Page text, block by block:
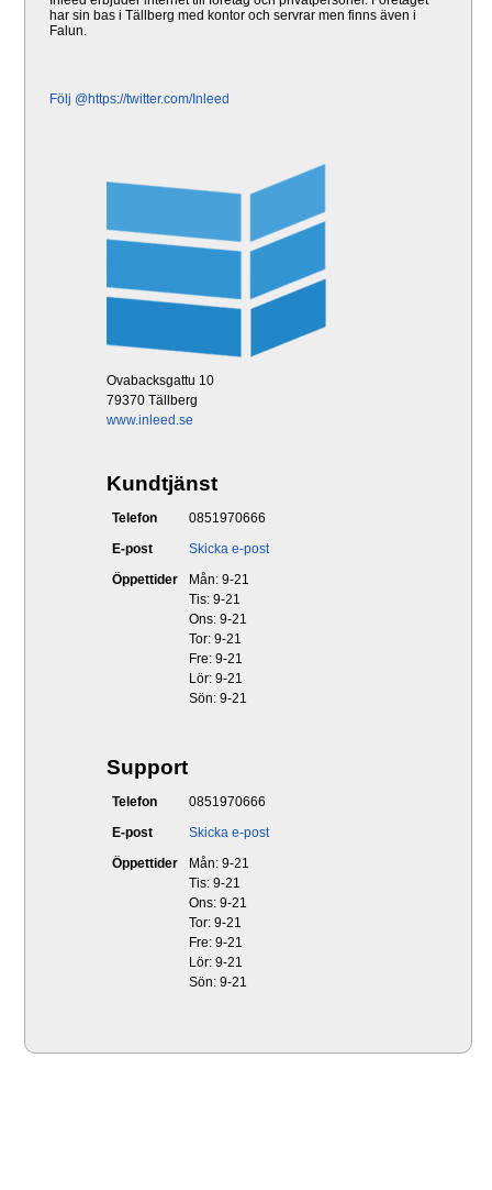
har sin bas i Tällberg med kontor och servrar men finns även i
Falun.
Följ @https://twitter.com/Inleed
Ovabacksgattu 10
79370 Tällberg
www.inleed.se
Kundtjänst
Telefon
0851970666
E-post
Skicka e-post
Öppettider
Mån: 9-21
Tis: 9-21
Ons: 9-21
Tor: 9-21
Fre: 9-21
Lör: 9-21
Sön: 9-21
Support
Telefon
0851970666
E-post
Skicka e-post
Öppettider
Mån: 9-21
Tis: 9-21
Ons: 9-21
Tor: 9-21
Fre: 9-21
Lör: 9-21
Sön: 9-21